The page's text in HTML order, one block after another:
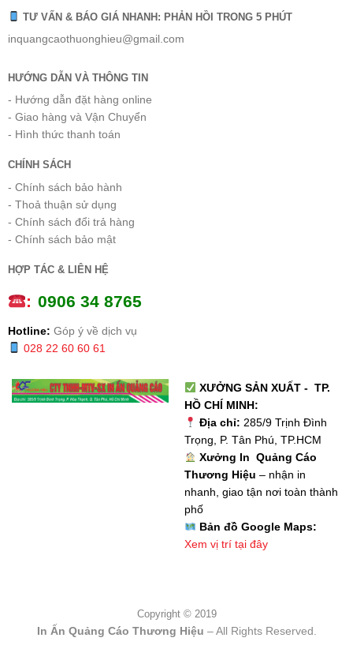
TƯ VẤN & BÁO GIÁ NHANH: PHẢN HỒI TRONG 5 PHÚT
inquangcaothuonghieu@gmail.com
HƯỚNG DẪN VÀ THÔNG TIN
- Hướng dẫn đặt hàng online
- Giao hàng và Vận Chuyển
- Hình thức thanh toán
CHÍNH SÁCH
- Chính sách bảo hành
- Thoả thuận sử dụng
- Chính sách đổi trả hàng
- Chính sách bảo mật
HỢP TÁC & LIÊN HỆ
: 0906 34 8765
Hotline: Góp ý về dịch vụ
028 22 60 60 61
XƯỞNG SẢN XUẤT - TP.
HỒ CHÍ MINH:
Địa chỉ: 285/9 Trịnh Đình
Trọng, P. Tân Phú, TP.HCM
Xưởng In Quảng Cáo
Thương Hiệu – nhận in
nhanh, giao tận nơi toàn thành
phố
Bản đồ Google Maps:
Xem vị trí tại đây
Copyright © 2019
In Ấn Quảng Cáo Thương Hiệu – All Rights Reserved.